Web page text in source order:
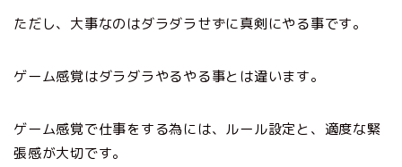
ただし、大事なのはダラダラせずに真剣にやる事です。
ゲーム感覚はダラダラやるやる事とは違います。
ゲーム感覚で仕事をする為には、ルール設定と、適度な緊
張感が大切です。